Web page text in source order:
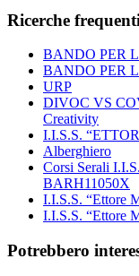
Ricerche frequenti
BANDO PER
BANDO PER
URP
DIVOC VS
Creativity
I.I.S.S.
Alberghiero
Corsi Serali
BARH11050X
I.I.S.S. “Ettore
I.I.S.S. “Ettore
Potrebbero